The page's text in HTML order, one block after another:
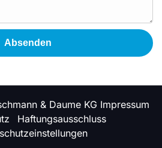
Absenden
& Daume KG Impressum
Haftungsausschluss